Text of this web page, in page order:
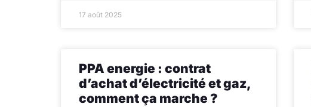
17 août 2025
PPA energie : contrat
d’achat d’électricité et gaz,
comment ça marche ?